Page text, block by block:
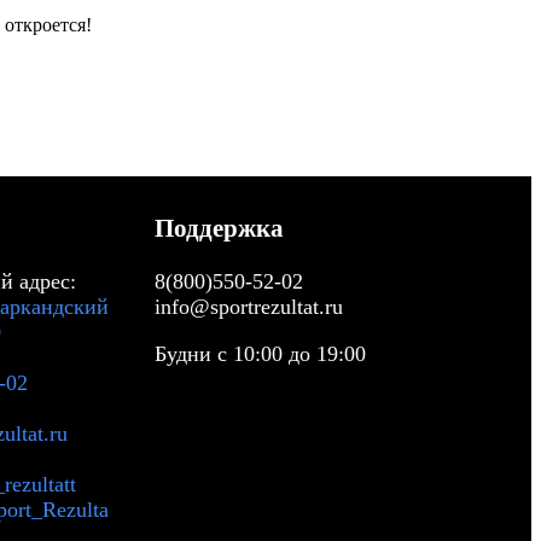
адрес:
02
Поддержка
8(800)550-52-02
info@sportrezultat.ru
Будни с 10:00 до 19:00